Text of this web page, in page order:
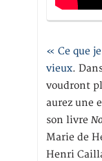
« Ce que
vieux.
voudront
aurez une
son livre
Marie de
Henri